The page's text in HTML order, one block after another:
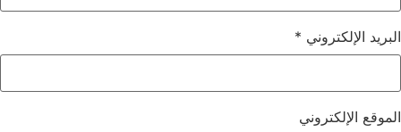
البريد الإلكتروني *
الموقع الإلكتروني